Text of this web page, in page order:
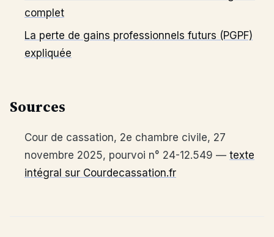
complet
La perte de gains professionnels futurs (PGPF)
expliquée
Sources
Cour de cassation, 2e chambre civile, 27
novembre 2025, pourvoi n° 24-12.549 — texte
intégral sur Courdecassation.fr